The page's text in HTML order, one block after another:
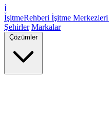
İ
İşitmeRehberi İşitme
Şehirler Markalar
Çözümler